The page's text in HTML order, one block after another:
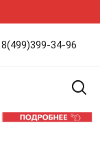
8(499)399-34-96